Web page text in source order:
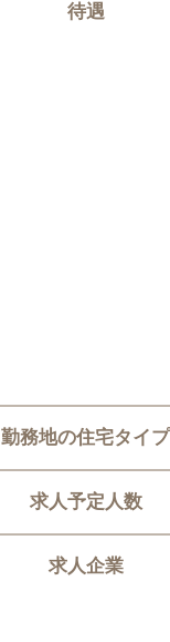
待遇
勤務地の住宅タイプ
求人予定人数
求人企業